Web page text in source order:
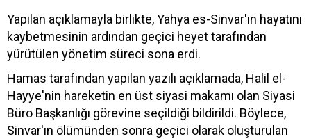
Yapılan açıklamayla birlikte, Yahya es-Sinvar'ın hayatını
kaybetmesinin ardından geçici heyet tarafından
yürütülen yönetim süreci sona erdi.
Hamas tarafından yapılan yazılı açıklamada, Halil el-
Hayye'nin hareketin en üst siyasi makamı olan Siyasi
Büro Başkanlığı görevine seçildiği bildirildi. Böylece,
Sinvar'ın ölümünden sonra geçici olarak oluşturulan